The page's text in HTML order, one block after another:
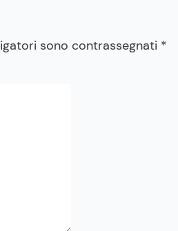
sono contrassegnati *